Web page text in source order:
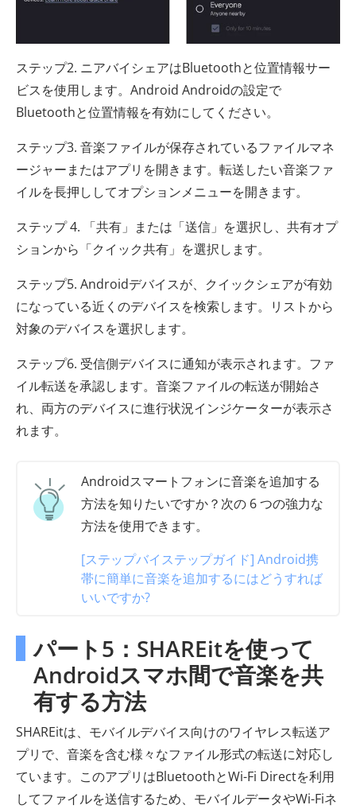
ステップ2. ニアバイシェアはBluetoothと位置情報サー
ビスを使用します。Android Androidの設定で
Bluetoothと位置情報を有効にしてください。
ステップ3. 音楽ファイルが保存されているファイルマネ
ージャーまたはアプリを開きます。転送したい音楽ファ
イルを長押ししてオプションメニューを開きます。
ステップ 4. 「共有」または「送信」を選択し、共有オプ
ションから「クイック共有」を選択します。
ステップ5. Androidデバイスが、クイックシェアが有効
になっている近くのデバイスを検索します。リストから
対象のデバイスを選択します。
ステップ6. 受信側デバイスに通知が表示されます。ファ
イル転送を承認します。音楽ファイルの転送が開始さ
れ、両方のデバイスに進行状況インジケーターが表示さ
れます。
Androidスマートフォンに音楽を追加する
方法を知りたいですか？次の 6 つの強力な
方法を使用できます。
[ステップバイステップガイド] Android携
帯に簡単に音楽を追加するにはどうすれば
いいですか?
パート5：SHAREitを使って
Androidスマホ間で音楽を共
有する方法
SHAREitは、モバイルデバイス向けのワイヤレス転送ア
プリで、音楽を含む様々なファイル形式の転送に対応し
ています。このアプリはBluetoothとWi-Fi Directを利用
してファイルを送信するため、モバイルデータやWi-Fiネ